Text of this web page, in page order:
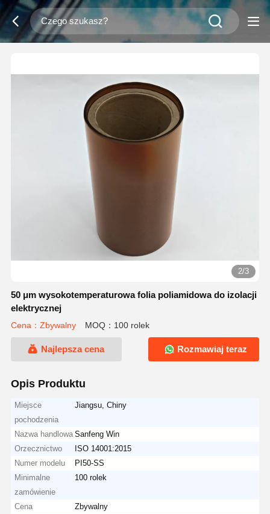
2/3
50 μm wysokotemperaturowa folia poliamidowa do izolacji
elektrycznej
Cena：Zbywalny MOQ：100 rolek
Najlepsza cena Rozmawiaj teraz
Opis Produktu
Miejsce
pochodzenia
Jiangsu, Chiny
Nazwa handlowa Sanfeng Win
Orzecznictwo
ISO 14001:2015
Numer modelu
PI50-SS
Minimalne
zamówienie
100 rolek
Cena
Zbywalny